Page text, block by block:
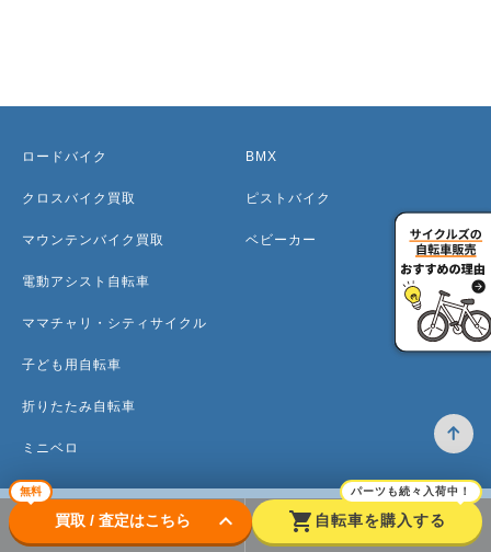
無料
買取 / 査定はこちら keyboard_arrow_down shopping_cart
パーツも続々入荷中！
自転車を購入する
ロードバイク
クロスバイク買取
マウンテンバイク買取
電動アシスト自転車
ママチャリ・シティサイクル
子ども用自転車
折りたたみ自転車
ミニベロ
BMX
ピストバイク
ベビーカー
トップ 高価買取のワケ